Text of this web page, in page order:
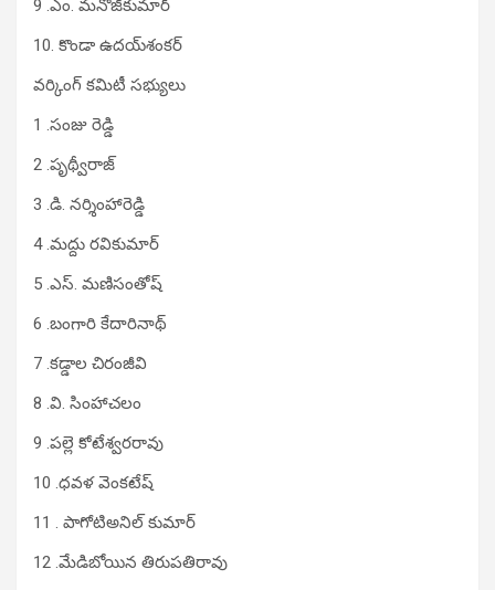
9 .ఎం. మ‌నోజ్‌కుమార్‌
10. కొండా ఉద‌య్‌శంక‌ర్‌
వర్కింగ్ కమిటీ సభ్యులు
1 .సంజు రెడ్డి
2 .పృథ్వీరాజ్‌
3 .డి. న‌ర్శింహారెడ్డి
4 .మ‌ద్దు ర‌వికుమార్‌
5 .ఎస్‌. మ‌ణిసంతోష్‌
6 .బంగారి కేదారినాథ్‌
7 .క‌డ్డాల చిరంజీవి
8 .వి. సింహాచ‌లం
9 .ప‌ల్లె కోటేశ్వ‌ర‌రావు
10 .ధవళ వెంక‌టేష్‌
11 . పాగోటిఅనిల్ కుమార్
12 .మేడిబోయిన తిరుప‌తిరావు